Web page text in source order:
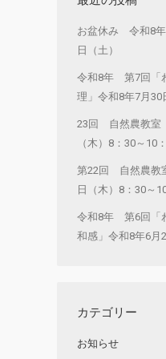
お盆休み 令和8年
日（土）
令和8年 第7回「
理」令和8年7月30
23回 自然農教
（木）8：30～10
第22回 自然農
日（木）8：30～
令和8年 第6回「
和感」令和8年6月
カテゴリー
お知らせ